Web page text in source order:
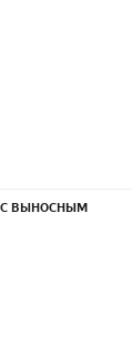
выносным